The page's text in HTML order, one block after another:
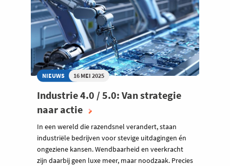
NIEUWS 16 MEI 2025
Industrie 4.0 / 5.0: Van strategie
naar actie
In een wereld die razendsnel verandert, staan
industriële bedrijven voor stevige uitdagingen én
ongeziene kansen. Wendbaarheid en veerkracht
zijn daarbij geen luxe meer, maar noodzaak. Precies